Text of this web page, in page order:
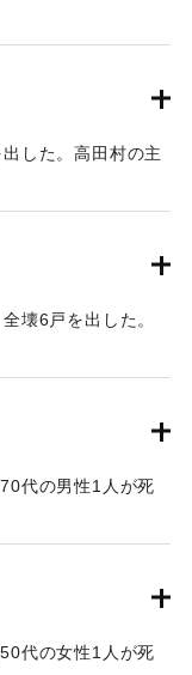
した。高田村の主
町歩は3〜4寸
ごぼうはほとんど
3面】
壊6戸を出した。
代の男性1人が死
代の女性1人が死